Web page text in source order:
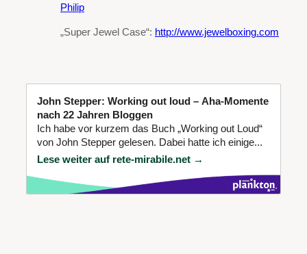
Philip
„Super Jewel Case“: http://www.jewelboxing.com
John Stepper: Working out loud – Aha-Momente
nach 22 Jahren Bloggen
Ich habe vor kurzem das Buch „Working out Loud“
von John Stepper gelesen. Dabei hatte ich einige...
Lese weiter auf rete-mirabile.net →